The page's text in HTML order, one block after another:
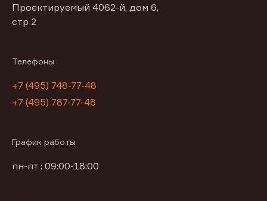
Проектируемый 4062-й, дом 6,
стр 2
Телефоны
+7 (495) 748-77-48
+7 (495) 787-77-48
График работы
пн-пт : 09:00-18:00